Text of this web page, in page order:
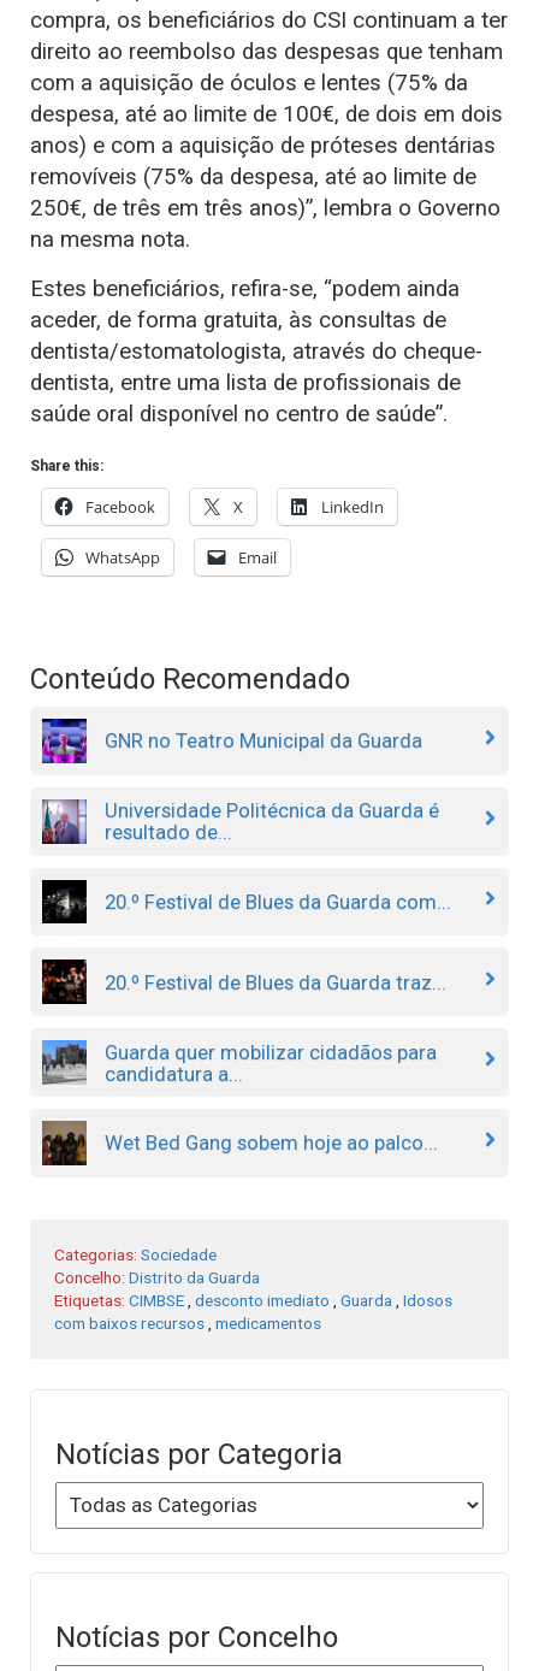
compra, os beneficiários do CSI continuam a ter
direito ao reembolso das despesas que tenham
com a aquisição de óculos e lentes (75% da
despesa, até ao limite de 100€, de dois em dois
anos) e com a aquisição de próteses dentárias
removíveis (75% da despesa, até ao limite de
250€, de três em três anos)”, lembra o Governo
na mesma nota.
Estes beneficiários, refira-se, “podem ainda
aceder, de forma gratuita, às consultas de
dentista/estomatologista, através do cheque-
dentista, entre uma lista de profissionais de
saúde oral disponível no centro de saúde”.
Share this:
Facebook X LinkedIn
WhatsApp Email
Conteúdo Recomendado
GNR no Teatro Municipal da Guarda
Universidade Politécnica da Guarda é
resultado de...
20.º Festival de Blues da Guarda com...
20.º Festival de Blues da Guarda traz...
Guarda quer mobilizar cidadãos para
candidatura a...
Wet Bed Gang sobem hoje ao palco...
Categorias: Sociedade
Concelho: Distrito da Guarda
Etiquetas: CIMBSE desconto imediato Guarda
Idosos
com baixos recursos medicamentos
Notícias por Categoria
Notícias por Concelho